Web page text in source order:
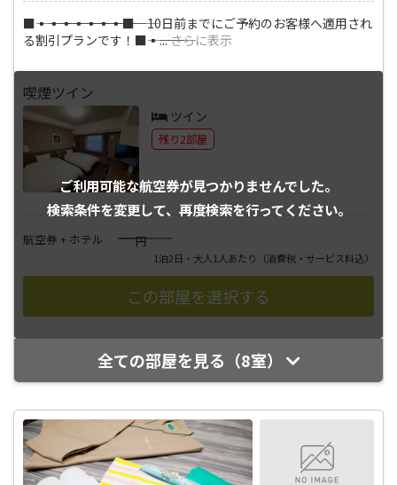
■―――▪―――▪―――▪―――▪―――▪―――▪―――▪―――■ 10日前までにご予約のお客様へ適用され
る割引プランです！■―――▪―――...さらに表示
ご利用可能な航空券が見つかりませんでした。
検索条件を変更して、 再度検索を行ってください。
喫煙ツイン
ツイン
残り2部屋
航空券 + ホテル ――――円
1泊2日・大人1人あたり （消費税・サービス料込）
全ての部屋を見る（8室）